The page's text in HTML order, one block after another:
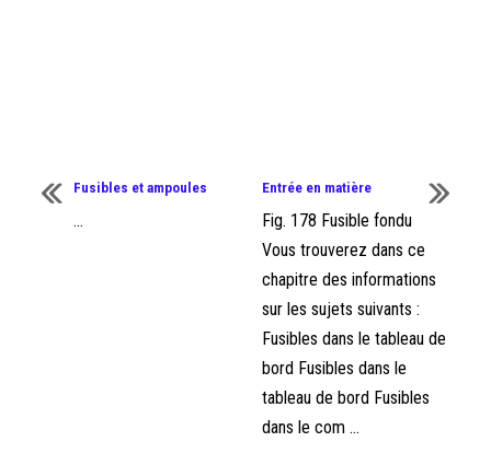
Fusibles et ampoules
...
Entrée en matière
Fig. 178 Fusible fondu
Vous trouverez dans ce
chapitre des informations
sur les sujets suivants :
Fusibles dans le tableau de
bord Fusibles dans le
tableau de bord Fusibles
dans le com ...